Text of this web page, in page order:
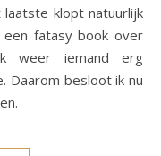
klopt natuurlijk
fatasy book over
weer iemand erg
Daarom besloot ik nu